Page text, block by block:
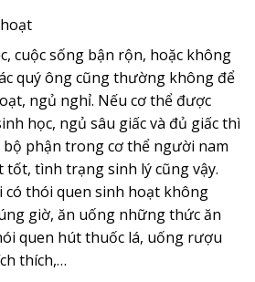
cuộc sống bận rộn, hoặc không
quý ông cũng thường không để
ngủ nghỉ. Nếu cơ thể được
học, ngủ sâu giấc và đủ giấc thì
bộ phận trong cơ thể người nam
tình trạng sinh lý cũng vậy.
có thói quen sinh hoạt không
giờ, ăn uống những thức ăn
quen hút thuốc lá, uống rượu
thích,…